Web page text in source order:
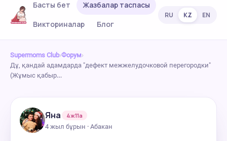
Басты бет
Жазбалар таспасы
Викториналар
Блог
RU KZ EN
Supermoms Club›Форум›
Дұ, қандай адамдарда "дефект межжелудочковой перегородки"
(Жұмыс қабыр…
Яна
4ж11а
4 жыл бұрын · Абакан